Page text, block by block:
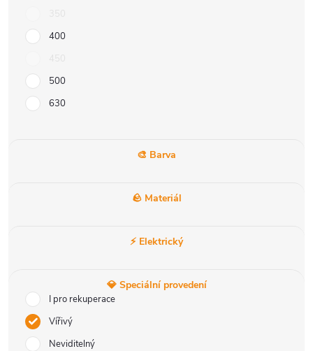
400
500
630
🎨 Barva
🪨 Materiál
⚡ Elektrický
💎 Speciální provedení
I pro rekuperace
Vířivý
Neviditelný